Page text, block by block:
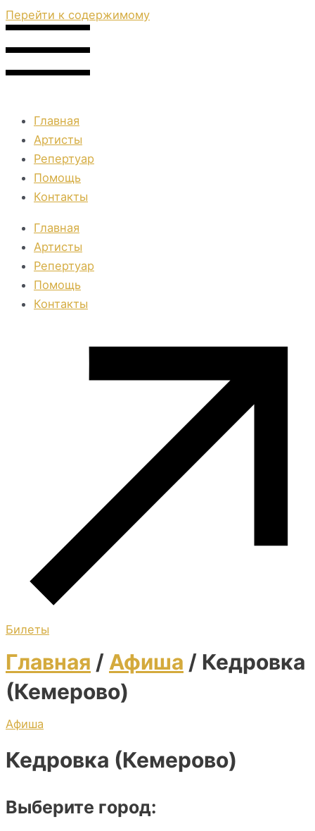
Перейти к содержимому
Главная
Артисты
Репертуар
Помощь
Контакты
Главная
Артисты
Репертуар
Помощь
Контакты
Билеты
Главная / Афиша / Кедровка
(Кемерово)
Афиша
Кедровка (Кемерово)
Выберите город: